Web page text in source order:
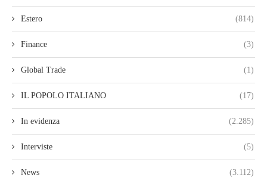
Estero (814)
Finance (3)
Global Trade (1)
IL POPOLO ITALIANO (17)
In evidenza (2.285)
Interviste (5)
News (3.112)